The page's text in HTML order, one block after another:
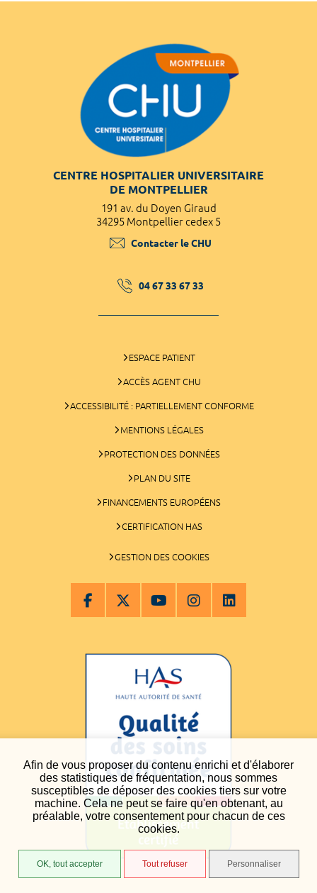
Afin de vous proposer du contenu enrichi et d'élaborer
des statistiques de fréquentation, nous sommes
susceptibles de déposer des cookies tiers sur votre
machine. Cela ne peut se faire qu'en obtenant, au
préalable, votre consentement pour chacun de ces
cookies.
OK, tout accepter Tout refuser Personnaliser
CENTRE HOSPITALIER UNIVERSITAIRE
DE MONTPELLIER
191 av. du Doyen Giraud
34295 Montpellier cedex 5
Contacter le CHU
04 67 33 67 33
ESPACE PATIENT
ACCÈS AGENT CHU
ACCESSIBILITÉ : PARTIELLEMENT CONFORME
MENTIONS LÉGALES
PROTECTION DES DONNÉES
PLAN DU SITE
FINANCEMENTS EUROPÉENS
CERTIFICATION HAS
GESTION DES COOKIES